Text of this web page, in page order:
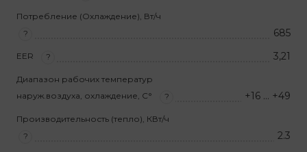
Потребление (Охлаждение), Вт/ч
?
685
EER ? 3,21
Диапазон рабочих температур
наруж.воздуха, охлаждение, С°
? +16 … +49
Производительность (тепло), КВт/ч
?
2.3